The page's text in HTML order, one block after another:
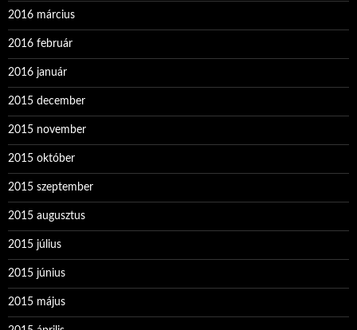
2016 március
2016 február
2016 január
2015 december
2015 november
2015 október
2015 szeptember
2015 augusztus
2015 július
2015 június
2015 május